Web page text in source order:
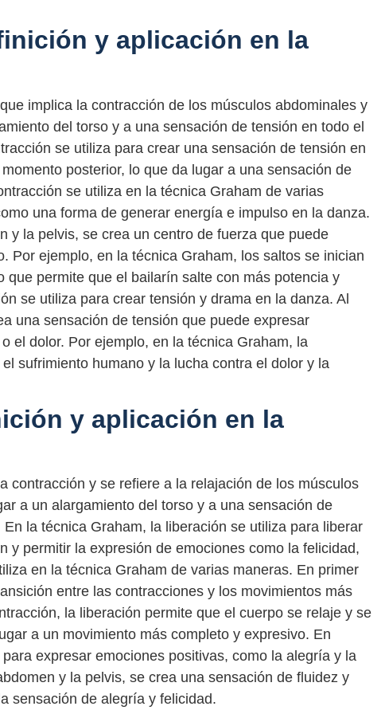
y aplicación en la
implica la contracción de los músculos abdominales y
del torso y a una sensación de tensión en todo el
se utiliza para crear una sensación de tensión en
posterior, lo que da lugar a una sensación de
se utiliza en la técnica Graham de varias
una forma de generar energía e impulso en la danza.
y la pelvis, se crea un centro de fuerza que puede
Por ejemplo, en la técnica Graham, los saltos se inician
que permite que el bailarín salte con más potencia y
se utiliza para crear tensión y drama en la danza. Al
una sensación de tensión que puede expresar
el dolor. Por ejemplo, en la técnica Graham, la
sufrimiento humano y la lucha contra el dolor y la
y aplicación en la
contracción y se refiere a la relajación de los músculos
a un alargamiento del torso y a una sensación de
la técnica Graham, la liberación se utiliza para liberar
y permitir la expresión de emociones como la felicidad,
en la técnica Graham de varias maneras. En primer
entre las contracciones y los movimientos más
la liberación permite que el cuerpo se relaje y se
a un movimiento más completo y expresivo. En
expresar emociones positivas, como la alegría y la
y la pelvis, se crea una sensación de fluidez y
sensación de alegría y felicidad.